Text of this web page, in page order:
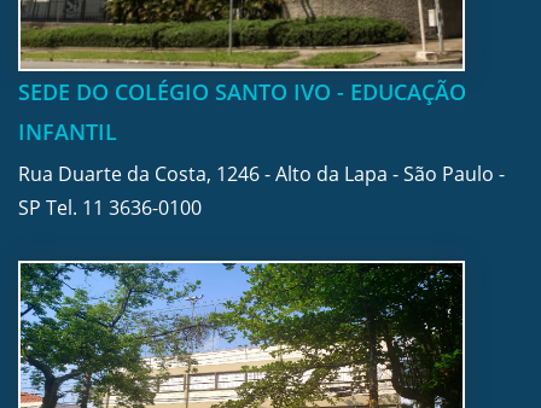
SEDE DO COLÉGIO SANTO IVO - EDUCAÇÃO
INFANTIL
Rua Duarte da Costa, 1246 - Alto da Lapa - São Paulo -
SP Tel. 11 3636-0100